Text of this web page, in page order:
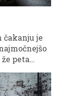
je
peta